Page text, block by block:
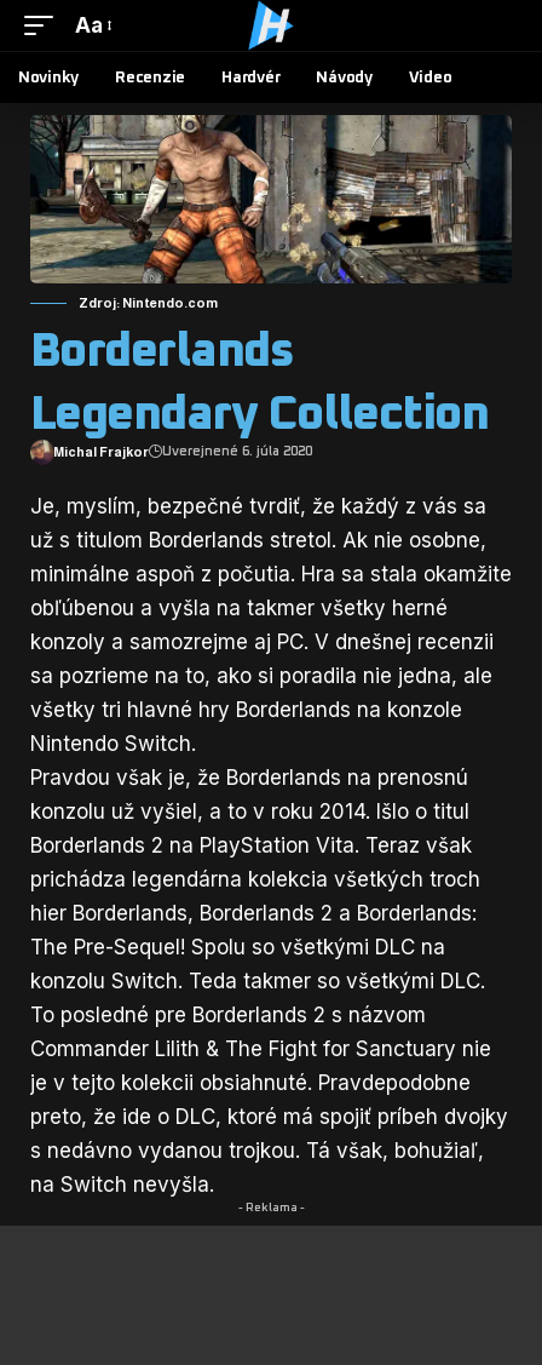
Aa
Novinky Recenzie Hardvér Návody Video
Zdroj: Nintendo.com
Borderlands
Legendary Collection
Michal Frajkor Uverejnené 6. júla 2020
Je, myslím, bezpečné tvrdiť, že každý z vás sa
už s titulom Borderlands stretol. Ak nie osobne,
minimálne aspoň z počutia. Hra sa stala okamžite
obľúbenou a vyšla na takmer všetky herné
konzoly a samozrejme aj PC. V dnešnej recenzii
sa pozrieme na to, ako si poradila nie jedna, ale
všetky tri hlavné hry Borderlands na konzole
Nintendo Switch.
Pravdou však je, že Borderlands na prenosnú
konzolu už vyšiel, a to v roku 2014. Išlo o titul
Borderlands 2 na PlayStation Vita. Teraz však
prichádza legendárna kolekcia všetkých troch
hier Borderlands, Borderlands 2 a Borderlands:
The Pre-Sequel! Spolu so všetkými DLC na
konzolu Switch. Teda takmer so všetkými DLC.
To posledné pre Borderlands 2 s názvom
Commander Lilith & The Fight for Sanctuary nie
je v tejto kolekcii obsiahnuté. Pravdepodobne
preto, že ide o DLC, ktoré má spojiť príbeh dvojky
s nedávno vydanou trojkou. Tá však, bohužiaľ,
na Switch nevyšla.
- Reklama -